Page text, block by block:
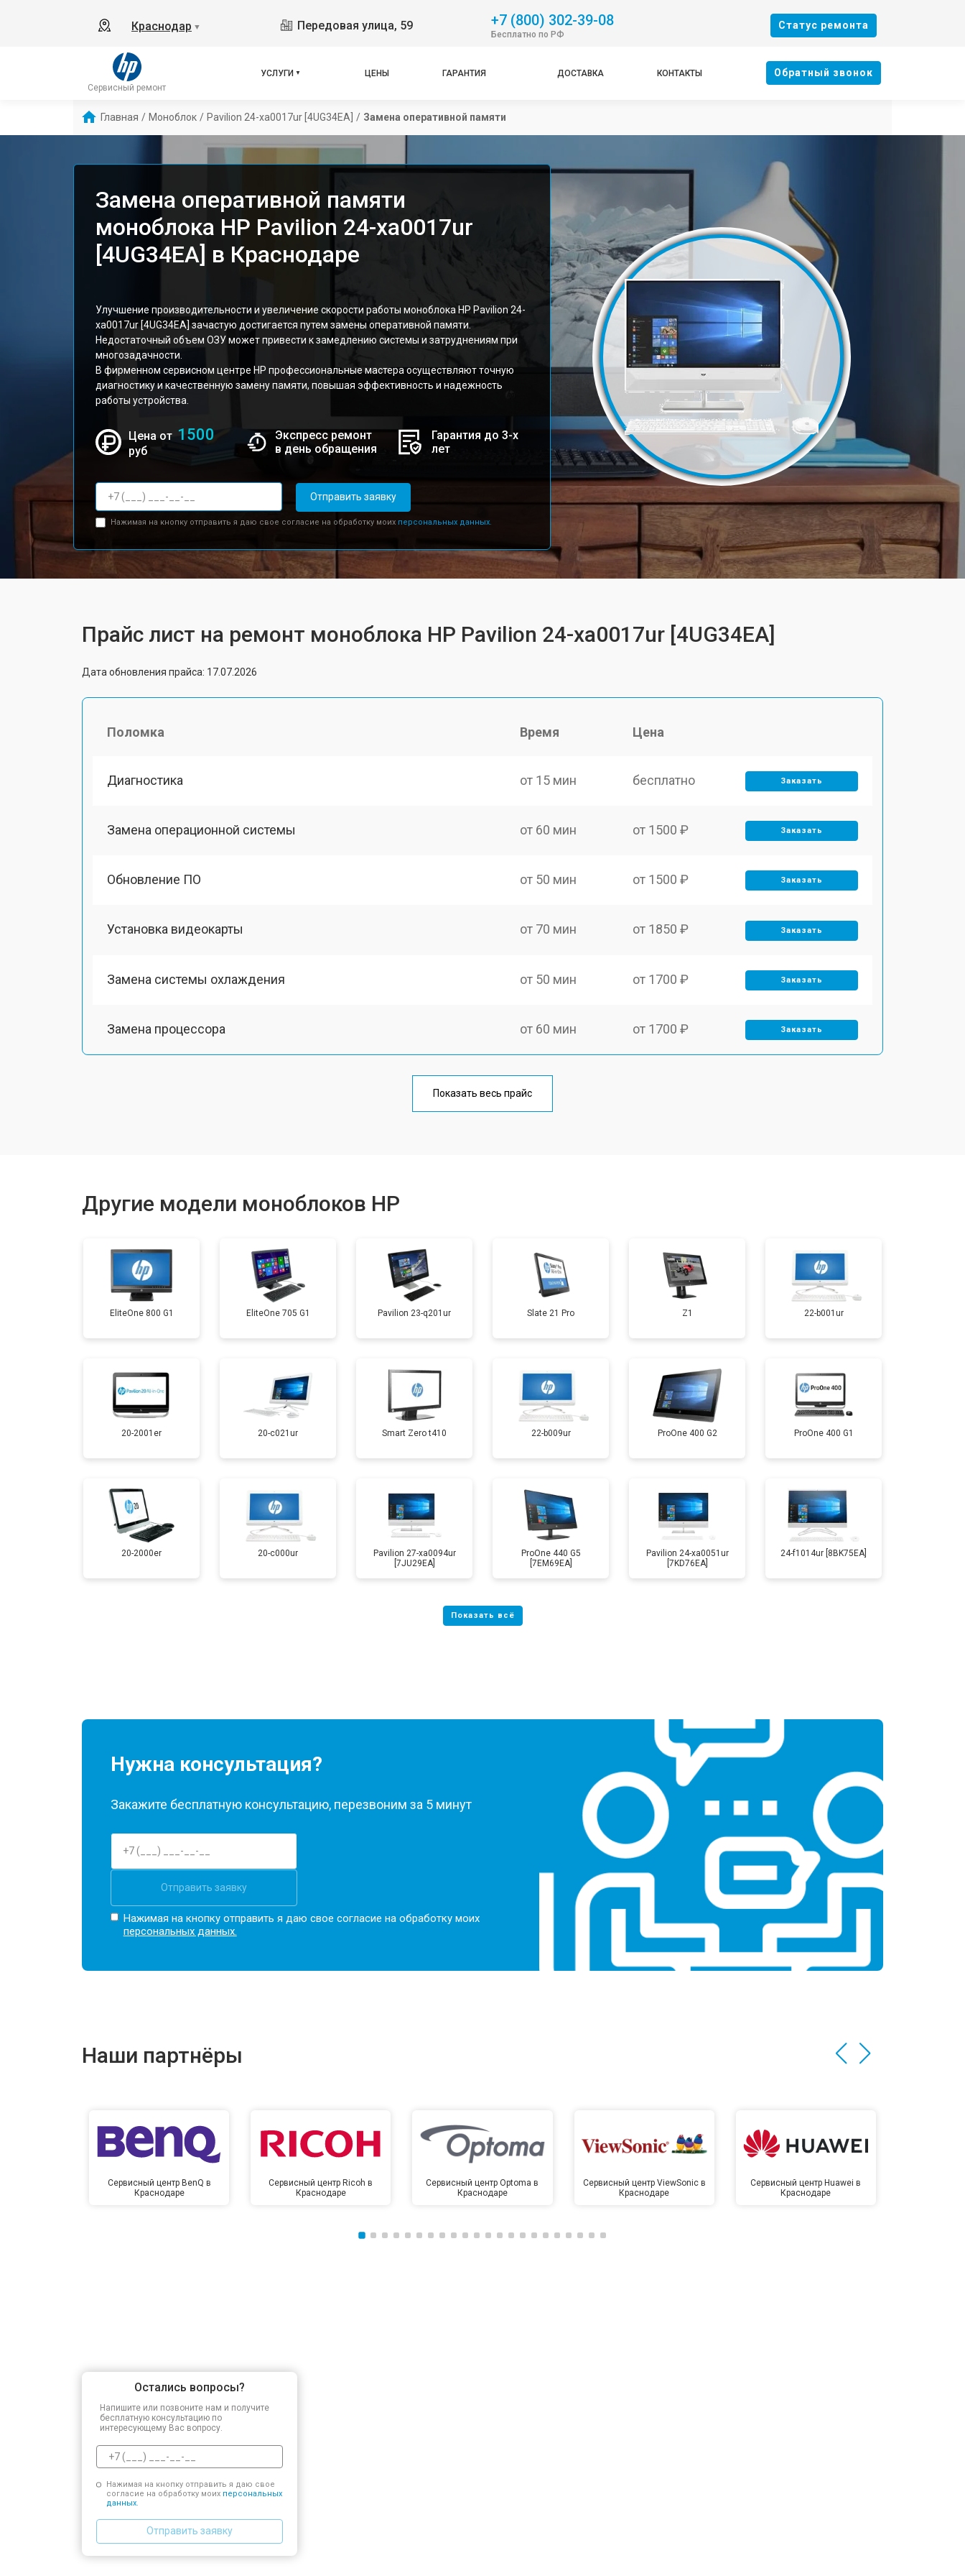
Краснодар ▼ Передовая улица, 59 +7 (800) 302-39-08
Бесплатно по РФ
Cтатус ремонта
Сервисный ремонт
УСЛУГИ ЦЕНЫ ГАРАНТИЯ ДОСТАВКА КОНТАКТЫ Oбратный звонок
Главная / Моноблок / Pavilion 24-xa0017ur [4UG34EA] / Замена оперативной памяти
Замена оперативной памяти
моноблока HP Pavilion 24-xa0017ur
[4UG34EA] в Краснодаре
Улучшение производительности и увеличение скорости работы моноблока HP Pavilion 24-
xa0017ur [4UG34EA] зачастую достигается путем замены оперативной памяти.
Недостаточный объем ОЗУ может привести к замедлению системы и затруднениям при
многозадачности.
В фирменном сервисном центре HP профессиональные мастера осуществляют точную
диагностику и качественную замену памяти, повышая эффективность и надежность
работы устройства.
Цена от 1500
руб
Экспресс ремонт
в день обращения
Гарантия до 3-х
лет
Отправить заявку
Нажимая на кнопку отправить я даю свое согласие на обработку моих персональных данных.
Прайс лист на ремонт моноблока HP Pavilion 24-xa0017ur [4UG34EA]
Дата обновления прайса: 17.07.2026
Поломка Время Цена
Диагностика от 15 мин бесплатно Заказать
Замена операционной системы от 60 мин от 1500 ₽ Заказать
Обновление ПО от 50 мин от 1500 ₽ Заказать
Установка видеокарты от 70 мин от 1850 ₽ Заказать
Замена системы охлаждения от 50 мин от 1700 ₽ Заказать
Замена процессора от 60 мин от 1700 ₽ Заказать
от 60 мин
Показать весь прайс
Другие модели моноблоков HP
EliteOne 800 G1 EliteOne 705 G1 Pavilion 23-q201ur Slate 21 Pro Z1 22-b001ur
20-2001er 20-c021ur Smart Zero t410 22-b009ur ProOne 400 G2 ProOne 400 G1
20-2000er 20-c000ur
Pavilion 27-xa0094ur
[7JU29EA]
ProOne 440 G5
[7EM69EA]
Pavilion 24-xa0051ur
[7KD76EA]
24-f1014ur [8BK75EA]
Нужна консультация?
Закажите бесплатную консультацию, перезвоним за 5 минут
Отправить заявку
Нажимая на кнопку отправить я даю свое согласие на обработку моих
персональных данных.
Наши партнёры
Сервисный центр BenQ в
Краснодаре
Сервисный центр Ricoh в
Краснодаре
Сервисный центр Optoma в
Краснодаре
Сервисный центр ViewSonic в
Краснодаре
Сервисный центр Huawei в
Краснодаре
Остались вопросы?
Напишите или позвоните нам и получите
бесплатную консультацию по
интересующему Вас вопросу.
Нажимая на кнопку отправить я даю свое
согласие на обработку моих персональных
данных.
Отправить заявку